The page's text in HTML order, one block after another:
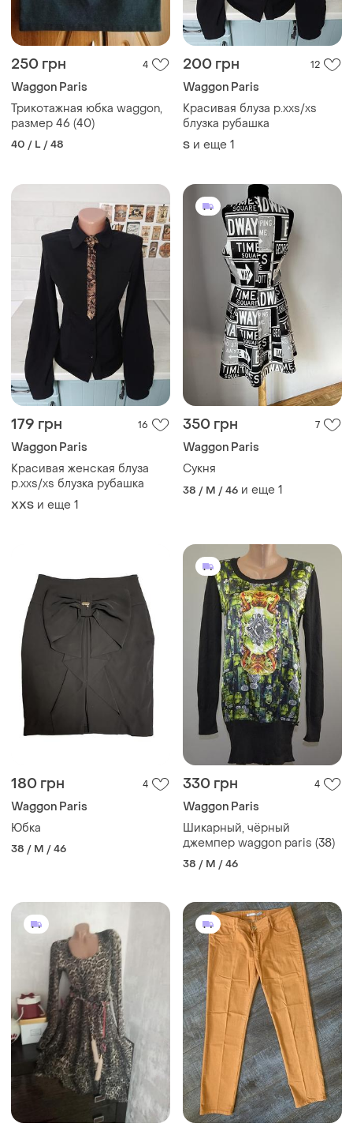
250 грн 4
Waggon Paris
Трикотажная юбка waggon,
размер 46 (40)
40 / L / 48
200 грн 12
Waggon Paris
Красивая блуза р.xxs/xs
блузка рубашка
S и еще 1
179 грн 16
Waggon Paris
Красивая женская блуза
р.xxs/xs блузка рубашка
XХS и еще 1
350 грн 7
Waggon Paris
Сукня
38 / M / 46 и еще 1
180 грн 4
Waggon Paris
Юбка
38 / M / 46
330 грн 4
Waggon Paris
Шикарный, чёрный
джемпер waggon paris (38)
38 / M / 46